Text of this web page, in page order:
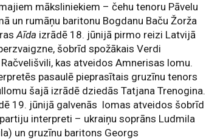
māksliniekiem – čehu tenoru Pāvelu
un rumāņu baritonu Bogdanu Baču Žorža
Aīda izrādē 18. jūnijā pirmo reizi Latvijā
šobrīd spožākais Verdi
kas atveidos Amnerisas lomu.
pasaulē pieprasītais gruzīnu tenors
šajā izrādē dziedās Tatjana Trenogina.
19. jūnijā galvenās lomas atveidos šobrīd
interpreti – ukraiņu soprāns Ludmila
un gruzīnu baritons Georgs